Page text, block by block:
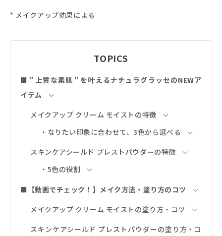
* メイクアップ効果による
TOPICS
■＂上質な素肌＂を叶えるナチュラグラッセのNEWア
イテム
メイクアップ クリーム モイストの特徴
・なりたい印象に合わせて、3色から選べる
スキンケアシールド プレストパウダーの特徴
・5色の役割
■【動画でチェック！】メイク方法・塗り方のコツ
メイクアップ クリーム モイストの塗り方・コツ
スキンケアシールド プレストパウダーの塗り方・コ